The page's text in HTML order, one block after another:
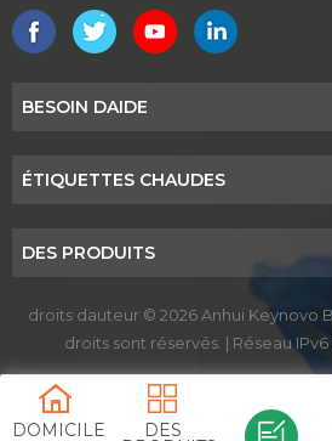
BESOIN DAIDE
ÉTIQUETTES CHAUDES
DES PRODUITS
droits dauteur © 2026 Anhui Keynovo
droits sont réservés. | Réseau
BLOG
PLANCHER
DOMICILE DES